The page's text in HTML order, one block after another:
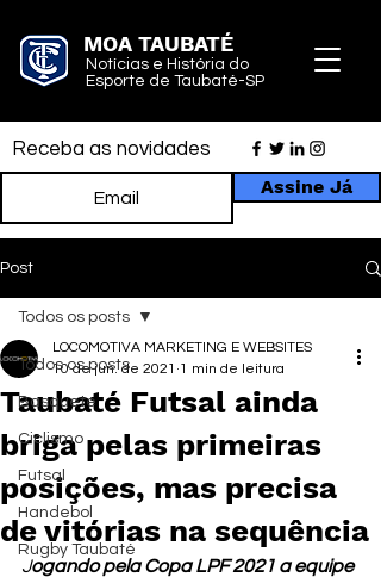
MOA TAUBATÉ
Notícias e História do
Esporte de Taubaté-SP
Receba as novidades
Assine Já
Post
Todos os posts
Basquete
Ciclismo
Futsal
Handebol
Rugby Taubaté
Todos os posts
Taubaté Futsal ainda
briga pelas primeiras
posições, mas precisa
de vitórias na sequência
LOCOMOTIVA MARKETING E WEBSITES
10 de jun. de 2021 1 min de leitura
Jogando pela Copa LPF 2021 a equipe